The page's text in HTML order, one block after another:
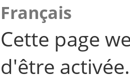
Français
Cette page
d'être